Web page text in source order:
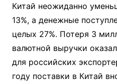
Китай неожиданно
13%, а денежные
целых 27%. Потеря 3
валютной выручки
для российских
году поставки в Китай